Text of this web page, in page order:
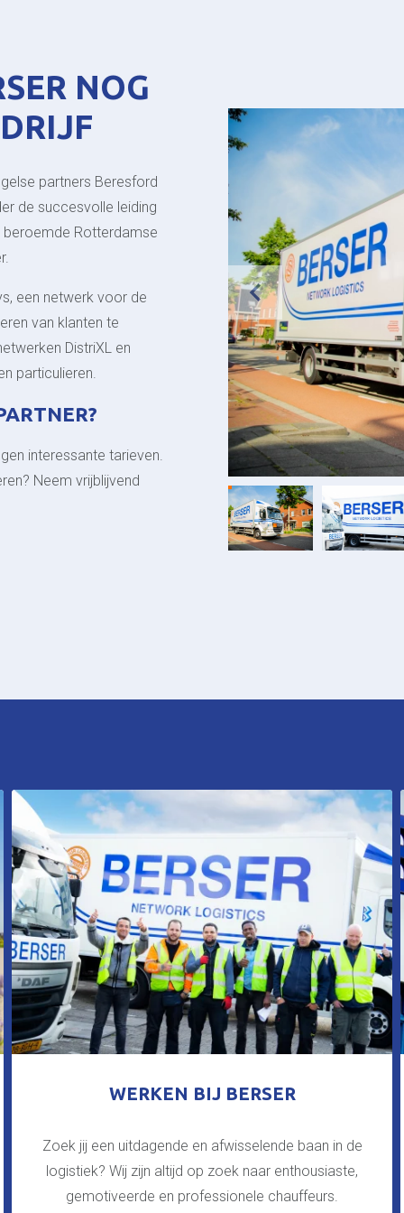
NOG
partners Beresford
de succesvolle leiding
beroemde Rotterdamse
een netwerk voor de
van klanten te
DistriXL en
particulieren.
interessante tarieven.
Neem vrijblijvend
WERKEN BIJ BERSER
Zoek jij een uitdagende en afwisselende baan in de
logistiek? Wij zijn altijd op zoek naar enthousiaste,
gemotiveerde en professionele chauffeurs.